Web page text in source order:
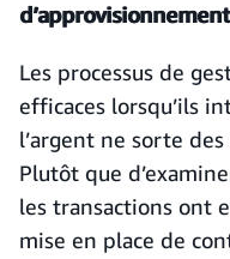
d’approvisionnement
Les processus de
efficaces lorsqu’ils
l’argent ne sorte
Plutôt que
les transactions ont
mise en place de